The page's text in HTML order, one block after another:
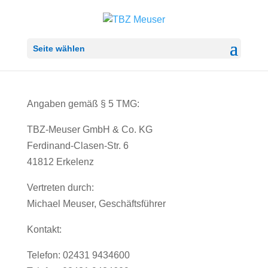
Seite wählen
Angaben gemäß § 5 TMG:
TBZ-Meuser GmbH & Co. KG
Ferdinand-Clasen-Str. 6
41812 Erkelenz
Vertreten durch:
Michael Meuser, Geschäftsführer
Kontakt:
Telefon: 02431 9434600